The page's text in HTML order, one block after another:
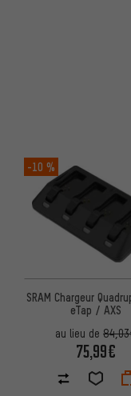
-10 %
SRAM Chargeur
eTap / AXS
au lieu de
75,99€